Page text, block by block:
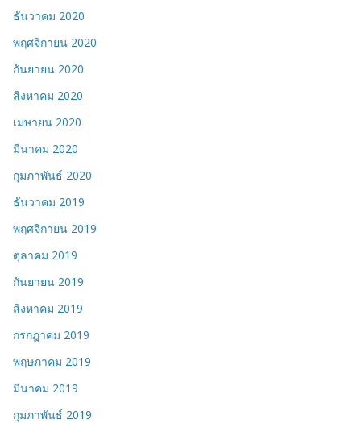
ธันวาคม 2020
พฤศจิกายน 2020
กันยายน 2020
สิงหาคม 2020
เมษายน 2020
มีนาคม 2020
กุมภาพันธ์ 2020
ธันวาคม 2019
พฤศจิกายน 2019
ตุลาคม 2019
กันยายน 2019
สิงหาคม 2019
กรกฎาคม 2019
พฤษภาคม 2019
มีนาคม 2019
กุมภาพันธ์ 2019